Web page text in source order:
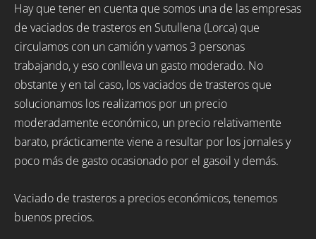
Hay que tener en cuenta que somos una de las empresas
de vaciados de trasteros en Sutullena (Lorca) que
circulamos con un camión y vamos 3 personas
trabajando, y eso conlleva un gasto moderado. No
obstante y en tal caso, los vaciados de trasteros que
solucionamos los realizamos por un precio
moderadamente económico, un precio relativamente
barato, prácticamente viene a resultar por los jornales y
poco más de gasto ocasionado por el gasoil y demás.
Vaciado de trasteros a precios económicos, tenemos
buenos precios.